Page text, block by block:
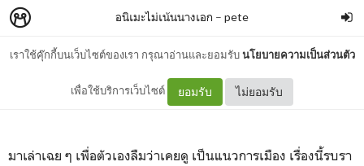
เราใช้คุ๊กกี้บนเว็บไซต์ของเรา กรุณาอ่านและยอมรับนโยบายความเป็นส่วนตัว
เพื่อใช้บริการเว็บไซต์ ยอมรับ ไม่ยอมรับ
อนิเมะไม่เน้นนางเอก – pete
ผู้กล้าแห่งอัสลัน *ติดสปอย
มาเล่าเฉย ๆ เพื่อตัวเองลืมว่าเคยดู เป็นแนวการเมือง เรื่องนี้รบรา